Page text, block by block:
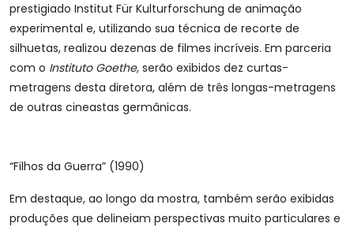
prestigiado Institut Für Kulturforschung de animação
experimental e, utilizando sua técnica de recorte de
silhuetas, realizou dezenas de filmes incríveis. Em parceria
com o Instituto Goethe, serão exibidos dez curtas-
metragens desta diretora, além de três longas-metragens
de outras cineastas germânicas.
“Filhos da Guerra” (1990)
Em destaque, ao longo da mostra, também serão exibidas
produções que delineiam perspectivas muito particulares e